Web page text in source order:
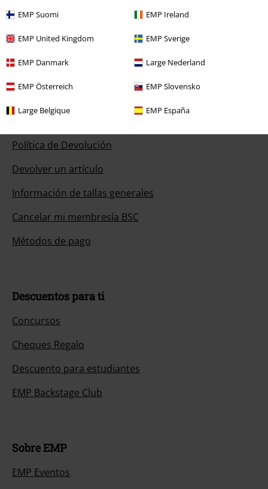
EMP Suomi EMP Ireland
EMP United Kingdom EMP Sverige
EMP Danmark Large Nederland
EMP Österreich EMP Slovensko
Large Belgique EMP España
información
Chat
Política de Devolución
Devolver un artículo
Información de tallas generales
Cancelar mi membresía BSC
Métodos de pago
Descuentos para ti
Concursos
Cheques Regalo
Descuento para estudiantes
EMP Backstage Club
Sobre EMP
EMP Eventos